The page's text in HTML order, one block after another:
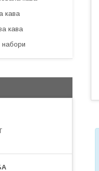
кава
кава
набори